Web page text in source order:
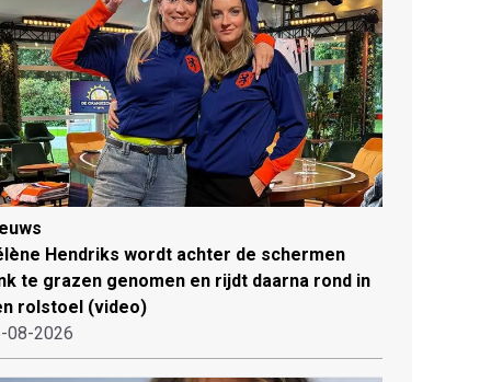
Hendriks wordt achter de schermen
te grazen genomen en rijdt daarna rond in
rolstoel (video)
08-2026